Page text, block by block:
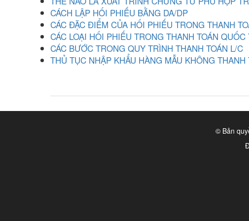
CÁCH LẬP HỐI PHIẾU BẰNG DA/DP
CÁC ĐẶC ĐIỂM CỦA HỐI PHIẾU TRONG THANH
CÁC LOẠI HỐI PHIẾU TRONG THANH TOÁN QUỐC
CÁC BƯỚC TRONG QUY TRÌNH THANH TOÁN L/C
THỦ TỤC NHẬP KHẨU HÀNG MẪU KHÔNG THANH
© Bản